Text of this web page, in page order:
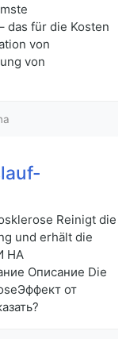
das für die Kosten
von
von
Reinigt die
und erhält die
НА
Описание Die
от